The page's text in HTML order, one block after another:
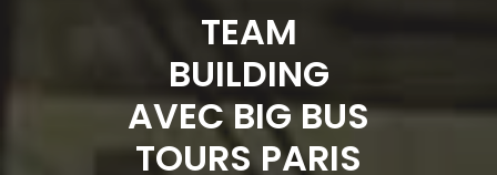
TEAM
BUILDING
AVEC BIG BUS
TOURS PARIS